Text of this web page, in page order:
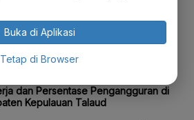
Buka di Aplikasi
Tetap di Browser